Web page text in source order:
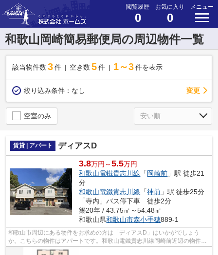
閲覧履歴
0
お気に入り
0
メニュー
和歌山岡崎簡易郵便局の周辺物件一覧
該当物件数 3件 空き数 5 件 1～3 件を表示
絞り込み条件： なし 変更
空室のみ
賃貸 | アパート ディアスD
3.8万円～5.5万円
和歌山電鐵貴志川線 「岡崎前 」駅 徒歩21
分
和歌山電鐵貴志川線 「神前 」駅 徒歩25分
「寺内」バス停下車 徒歩2分
築20年 / 43.75㎡～54.48㎡
和歌山県和歌山市森小手穂889-1
和歌山市周辺にある物件をお求めの方は「ディアスD」はいかがでしょう
か。こちらの物件はアパートです。和歌山電鐵貴志川線岡崎前近辺の物件情
報の量は、豊富であると自負しております...